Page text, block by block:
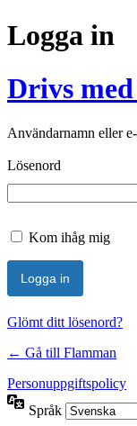
Logga in
Drivs
Användarnamn eller
Lösenord
Kom ihåg mig
Glömt ditt lösenord?
← Gå till Flamman
Personuppgiftspolicy
Språk